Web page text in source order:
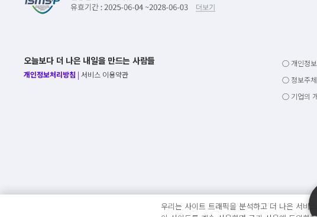
오늘보다 더 나은 내일을 만드는 사람들
개인정보처리방침 | 서비스 이용약관
○ 개인정보
○ 정보주체
○ 기업의
우리는 사이트 트래픽을 분석하고 더 나은 서비